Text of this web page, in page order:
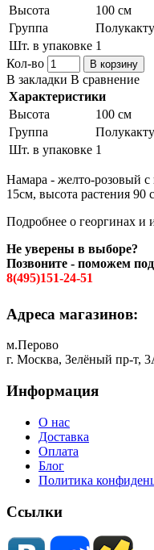
Высота
100 см
Группа
Шт. в упаковке 1
Кол-во
В корзину
В закладки В сравнение
Характеристики
Высота
100 см
Группа
Шт. в упаковке 1
Намара - желто-розовый
15см, высота растения 90
Подробнее о георгинах и
Не уверены в выборе?
Позвоните - поможем
8(495)151-24-51
Адреса магазинов:
м.Перово
г. Москва, Зелёный пр-
Информация
О нас
Доставка
Оплата
Блог
Политика
Ссылки